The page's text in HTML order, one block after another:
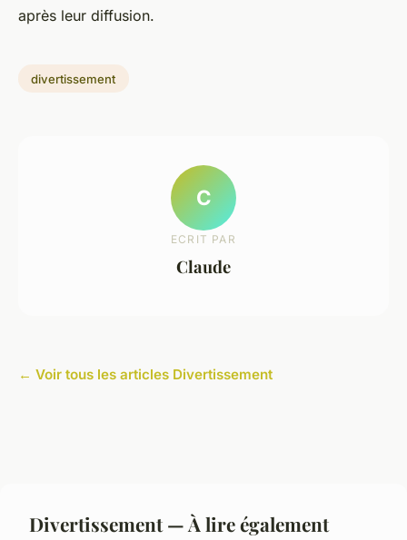
après leur diffusion.
divertissement
C
ECRIT PAR
Claude
← Voir tous les articles Divertissement
Divertissement — À lire également